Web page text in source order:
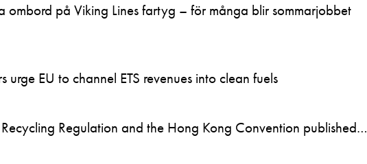
på Viking Lines fartyg – för många blir sommarjobbet
EU to channel ETS revenues into clean fuels
Regulation and the Hong Kong Convention published…